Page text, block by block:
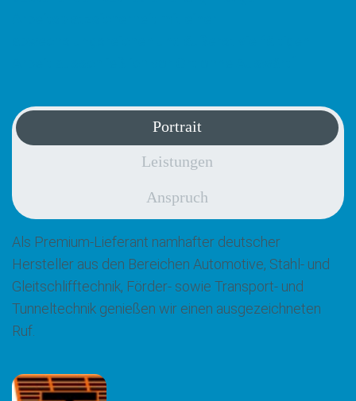
Portrait
Leistungen
Anspruch
Als Premium-Lieferant namhafter deutscher
Hersteller aus den Bereichen Automotive, Stahl- und
Gleitschlifftechnik, Förder- sowie Transport- und
Tunneltechnik genießen wir einen ausgezeichneten
Ruf.